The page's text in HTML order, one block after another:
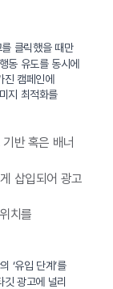
클릭했을 때만
동 유도를 동시에
캠페인에
지 최적화를
반 혹은 배너
삽입되어 광고
치를
‘유입 단계’를
광고에 널리